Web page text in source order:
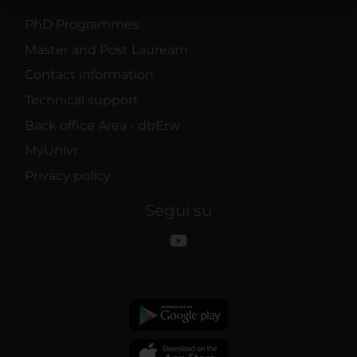
raccolto dal tuo utilizzo dei loro servizi.
PhD Programmes
Master and Post Lauream
Contact information
Technical support
Back office Area - dbErw
MyUnivr
Privacy policy
Segui su